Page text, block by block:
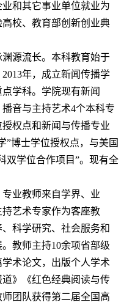
和其它事业单位就业为
校、教育部创新创业典
源流长。本科教育始于
年，成立新闻传播学
学科。学院现有新闻
音与主持艺术4个本科专
权点和新闻与传播专业
”博士学位授权点，与美国
双学位合作项目”。现有全
业教师来自学界、业
艺术专家作为客座教
科学研究、社会服务和
教师主持10余项省部级
术论文，出版个人学术
》《红色经典阅读与传
团队获得第二届全国高